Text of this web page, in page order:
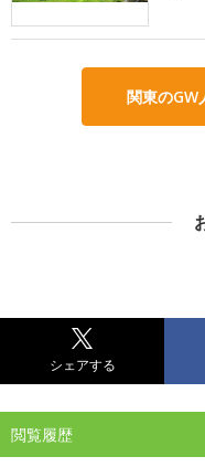
関東のGW
シェアする
閲覧履歴